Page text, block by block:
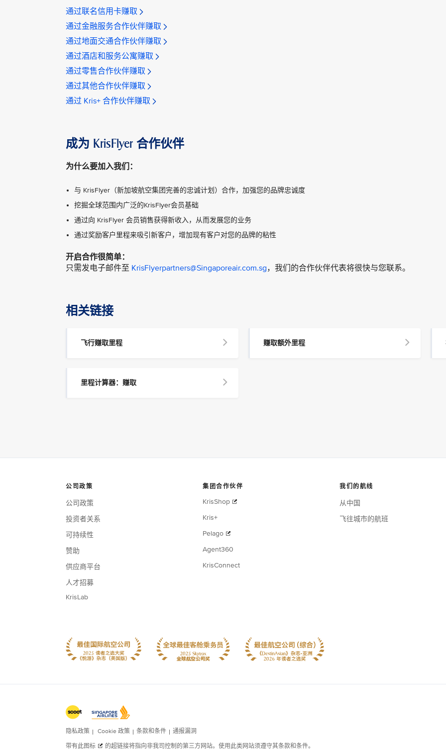
通过联名信用卡赚取
通过金融服务合作伙伴赚取
通过地面交通合作伙伴赚取
通过酒店和服务公寓赚取
通过零售合作伙伴赚取
通过其他合作伙伴赚取
通过 Kris+ 合作伙伴赚取
成为 KrisFlyer 合作伙伴
为什么要加入我们：
与 KrisFlyer（新加坡航空集团完善的忠诚计划）合作，加强您的品牌忠诚度
挖掘全球范围内广泛的KrisFlyer会员基础
通过向 KrisFlyer 会员销售获得新收入，从而发展您的业务
通过奖励客户里程来吸引新客户，增加现有客户对您的品牌的粘性
开启合作很简单：
只需发电子邮件至 KrisFlyerpartners@Singaporeair.com.sg，我们的合作伙伴代表将很快与您联系。
相关链接
飞行赚取里程 赚取额外里程
里程计算器：赚取